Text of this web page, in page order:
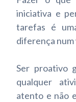
iniciativa e
tarefas é
diferença
Ser proativo
qualquer
atento e não